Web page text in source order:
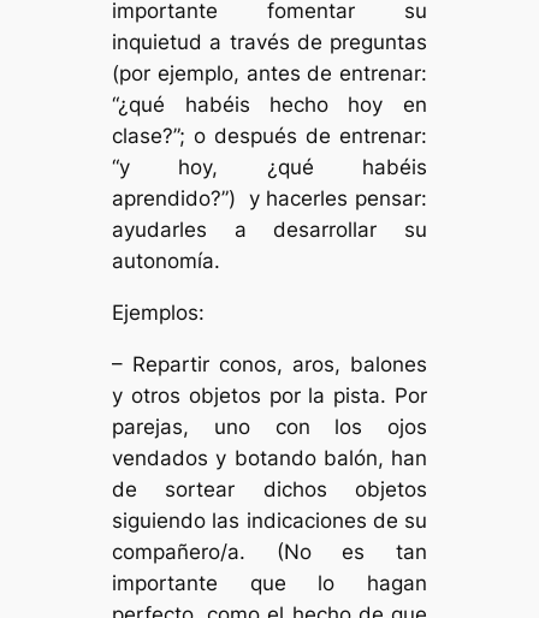
importante fomentar su
inquietud a través de preguntas
(por ejemplo, antes de entrenar:
“¿qué habéis hecho hoy en
clase?”; o después de entrenar:
“y hoy, ¿qué habéis
aprendido?”) y hacerles pensar:
ayudarles a desarrollar su
autonomía.
Ejemplos:
– Repartir conos, aros, balones
y otros objetos por la pista. Por
parejas, uno con los ojos
vendados y botando balón, han
de sortear dichos objetos
siguiendo las indicaciones de su
compañero/a. (No es tan
importante que lo hagan